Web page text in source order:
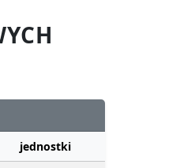
jednostki